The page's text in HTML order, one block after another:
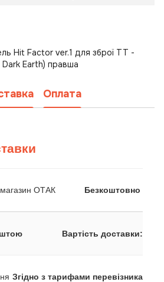
Hit Factor ver.1 для зброї TT -
Earth) правша
Оплата
магазин ОТАК Безкоштовно
Вартість доставки:
Згідно з тарифами перевізника